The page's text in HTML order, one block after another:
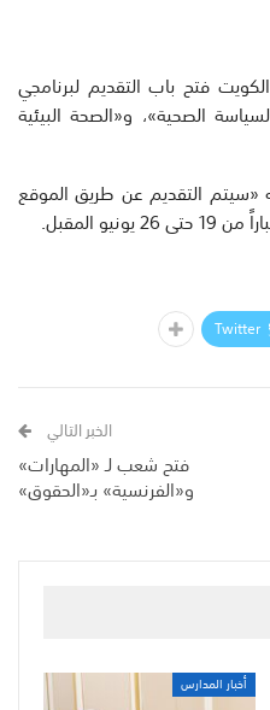
فتح باب التقديم لبرنامجي
الصحية»، و«الصحة البيئية
«سيتم التقديم عن طريق الموقع
المقبل.
Twitter
الخبر التالي
فتح شعب لـ «المهارات»
و«الفرنسية» بـ«الحقوق»
أخبار المدارس